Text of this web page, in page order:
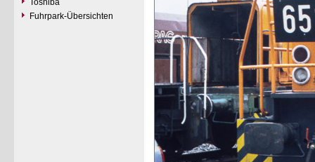
Toshiba
Fuhrpark-Übersichten